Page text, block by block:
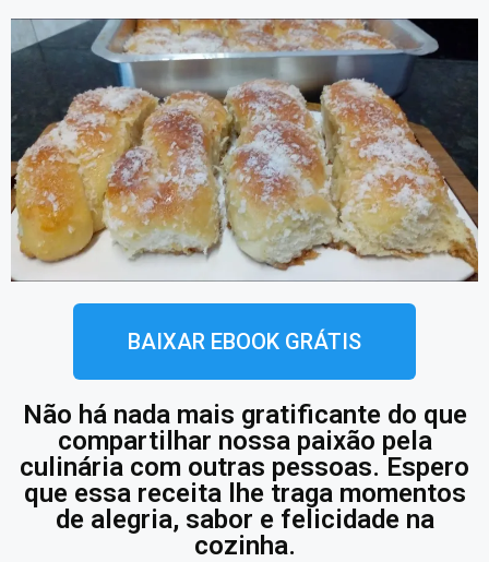
BAIXAR EBOOK GRÁTIS
Não há nada mais gratificante do que
compartilhar nossa paixão pela
culinária com outras pessoas. Espero
que essa receita lhe traga momentos
de alegria, sabor e felicidade na
cozinha.